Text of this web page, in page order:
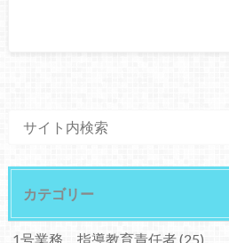
カテゴリー
1号業務 指導教育責任者(25)